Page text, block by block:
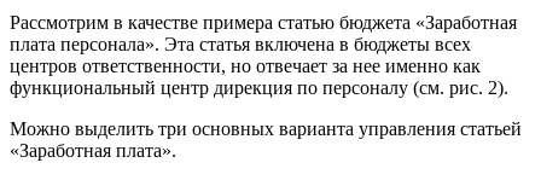
Рассмотрим в качестве примера статью бюджета «Заработная
плата персонала». Эта статья включена в бюджеты всех
центров ответственности, но отвечает за нее именно как
функциональный центр дирекция по персоналу (см. рис. 2).
Можно выделить три основных варианта управления статьей
«Заработная плата».